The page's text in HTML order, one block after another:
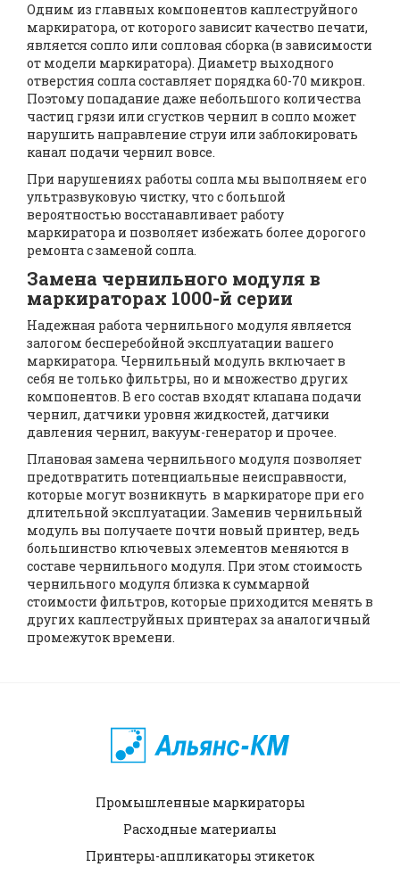
Одним из главных компонентов каплеструйного
маркиратора, от которого зависит качество печати,
является сопло или сопловая сборка (в зависимости
от модели маркиратора). Диаметр выходного
отверстия сопла составляет порядка 60-70 микрон.
Поэтому попадание даже небольшого количества
частиц грязи или сгустков чернил в сопло может
нарушить направление струи или заблокировать
канал подачи чернил вовсе.
При нарушениях работы сопла мы выполняем его
ультразвуковую чистку, что с большой
вероятностью восстанавливает работу
маркиратора и позволяет избежать более дорогого
ремонта с заменой сопла.
Замена чернильного модуля в
маркираторах 1000-й серии
Надежная работа чернильного модуля является
залогом бесперебойной эксплуатации вашего
маркиратора. Чернильный модуль включает в
себя не только фильтры, но и множество других
компонентов. В его состав входят клапана подачи
чернил, датчики уровня жидкостей, датчики
давления чернил, вакуум-генератор и прочее.
Плановая замена чернильного модуля позволяет
предотвратить потенциальные неисправности,
которые могут возникнуть в маркираторе при его
длительной эксплуатации. Заменив чернильный
модуль вы получаете почти новый принтер, ведь
большинство ключевых элементов меняются в
составе чернильного модуля. При этом стоимость
чернильного модуля близка к суммарной
стоимости фильтров, которые приходится менять в
других каплеструйных принтерах за аналогичный
промежуток времени.
Промышленные маркираторы
Расходные материалы
Принтеры-аппликаторы этикеток